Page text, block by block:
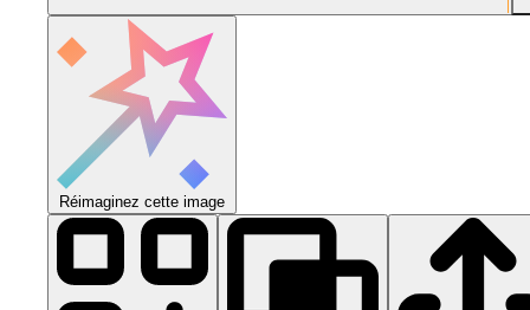
Réimaginez cette image